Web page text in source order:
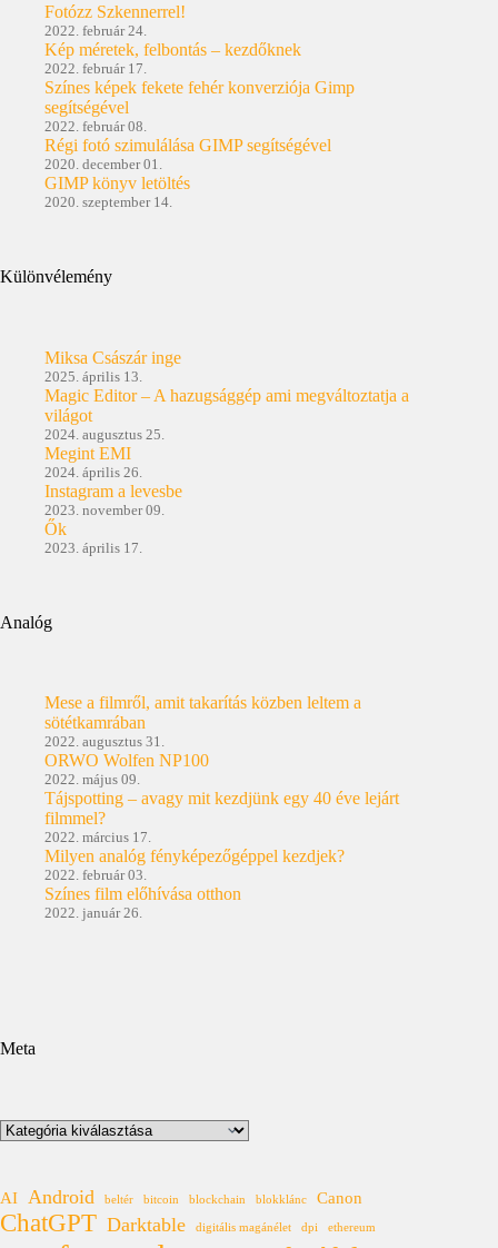
Fotózz Szkennerrel!
2022. február 24.
Kép méretek, felbontás – kezdőknek
2022. február 17.
Színes képek fekete fehér konverziója Gimp
segítségével
2022. február 08.
Régi fotó szimulálása GIMP segítségével
2020. december 01.
GIMP könyv letöltés
2020. szeptember 14.
Különvélemény
Miksa Császár inge
2025. április 13.
Magic Editor – A hazugsággép ami megváltoztatja a
világot
2024. augusztus 25.
Megint EMI
2024. április 26.
Instagram a levesbe
2023. november 09.
Ők
2023. április 17.
Analóg
Mese a filmről, amit takarítás közben leltem a
sötétkamrában
2022. augusztus 31.
ORWO Wolfen NP100
2022. május 09.
Tájspotting – avagy mit kezdjünk egy 40 éve lejárt
filmmel?
2022. március 17.
Milyen analóg fényképezőgéppel kezdjek?
2022. február 03.
Színes film előhívása otthon
2022. január 26.
Meta
Kategóriák
AI Android beltér bitcoin blockchain blokklánc Canon
ChatGPT Darktable digitális magánélet dpi ethereum